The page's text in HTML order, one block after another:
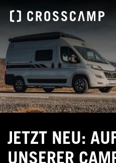
JETZT NEU:
UNSERER